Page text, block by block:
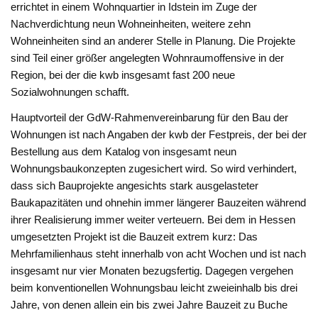
errichtet in einem Wohnquartier in Idstein im Zuge der
Nachverdichtung neun Wohneinheiten, weitere zehn
Wohneinheiten sind an anderer Stelle in Planung. Die Projekte
sind Teil einer größer angelegten Wohnraumoffensive in der
Region, bei der die kwb insgesamt fast 200 neue
Sozialwohnungen schafft.
Hauptvorteil der GdW-Rahmenvereinbarung für den Bau der
Wohnungen ist nach Angaben der kwb der Festpreis, der bei der
Bestellung aus dem Katalog von insgesamt neun
Wohnungsbaukonzepten zugesichert wird. So wird verhindert,
dass sich Bauprojekte angesichts stark ausgelasteter
Baukapazitäten und ohnehin immer längerer Bauzeiten während
ihrer Realisierung immer weiter verteuern. Bei dem in Hessen
umgesetzten Projekt ist die Bauzeit extrem kurz: Das
Mehrfamilienhaus steht innerhalb von acht Wochen und ist nach
insgesamt nur vier Monaten bezugsfertig. Dagegen vergehen
beim konventionellen Wohnungsbau leicht zweieinhalb bis drei
Jahre, von denen allein ein bis zwei Jahre Bauzeit zu Buche